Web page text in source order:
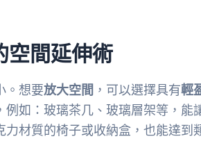
空間延伸術
。想要放大空間 ，可以選擇具有輕
如：玻璃茶几、玻璃層架等，能
材質的椅子或收納盒，也能達到